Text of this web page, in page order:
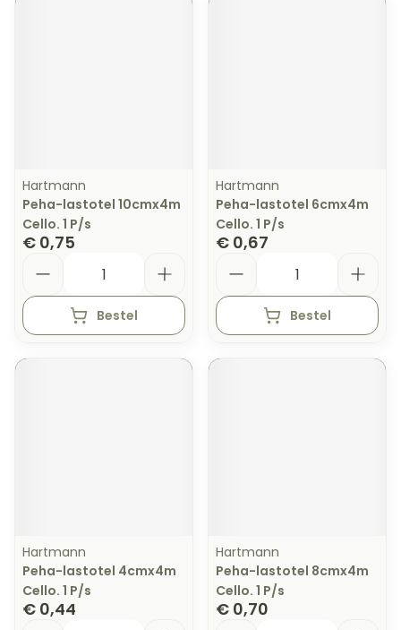
Hartmann
Peha-lastotel 10cmx4m
Cello. 1 P/s
€ 0,75
Bestel
Hartmann
Peha-lastotel 6cmx4m
Cello. 1 P/s
€ 0,67
Bestel
Hartmann
Peha-lastotel 4cmx4m
Cello. 1 P/s
€ 0,44
Hartmann
Peha-lastotel 8cmx4m
Cello. 1 P/s
€ 0,70